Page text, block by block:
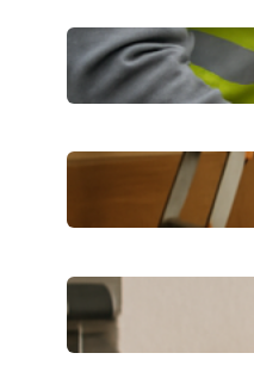
Praktische
CKS Bau
Sanierung